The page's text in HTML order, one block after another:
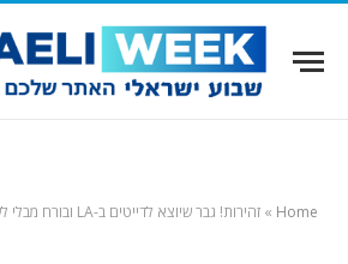
Home
» זהירות! גבר שיוצא לדייטים ב-LA ובורח מבלי לשלם…